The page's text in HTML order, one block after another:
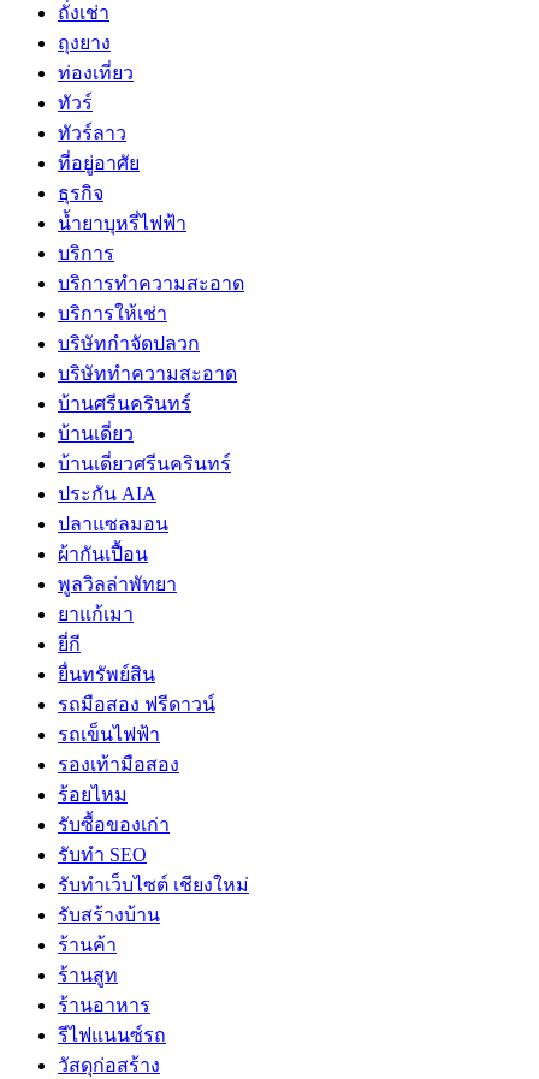
ถั่งเช่า
ถุงยาง
ท่องเที่ยว
ทัวร์
ทัวร์ลาว
ที่อยู่อาศัย
ธุรกิจ
น้ำยาบุหรี่ไฟฟ้า
บริการ
บริการทำความสะอาด
บริการให้เช่า
บริษัทกำจัดปลวก
บริษัททำความสะอาด
บ้านศรีนครินทร์
บ้านเดี่ยว
บ้านเดี่ยวศรีนครินทร์
ประกัน AIA
ปลาแซลมอน
ผ้ากันเปื้อน
พูลวิลล่าพัทยา
ยาแก้เมา
ยี่กี
ยื่นทรัพย์สิน
รถมือสอง ฟรีดาวน์
รถเข็นไฟฟ้า
รองเท้ามือสอง
ร้อยไหม
รับซื้อของเก่า
รับทำ SEO
รับทำเว็บไซต์ เชียงใหม่
รับสร้างบ้าน
ร้านค้า
ร้านสูท
ร้านอาหาร
รีไฟแนนซ์รถ
วัสดุก่อสร้าง